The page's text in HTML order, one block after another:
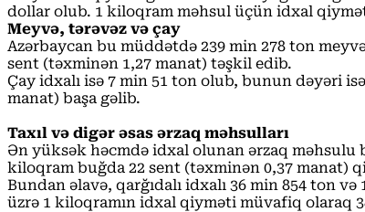
dollar olub. 1 kiloqram məhsul üçün idxal
Meyvə, tərəvəz və çay
Azərbaycan bu müddətdə 239 min 278 ton
sent (təxminən 1,27 manat) təşkil edib.
Çay idxalı isə 7 min 51 ton olub, bunun dəyəri
manat) başa gəlib.
Taxıl və digər əsas ərzaq məhsulları
Ən yüksək həcmdə idxal olunan ərzaq məhsulu
kiloqram buğda 22 sent (təxminən 0,37 manat)
Bundan əlavə, qarğıdalı idxalı 36 min 854 ton
üzrə 1 kiloqramın idxal qiyməti müvafiq olaraq